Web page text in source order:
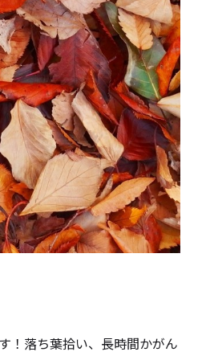
！落ち葉拾い、長時間かがん